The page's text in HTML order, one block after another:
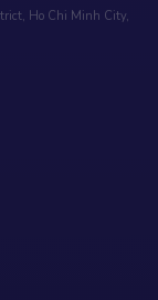
Ho Chi Minh City,